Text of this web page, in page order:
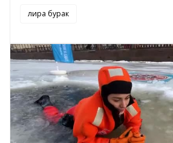
лира бурак